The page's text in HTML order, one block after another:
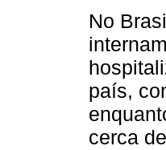
No
país,
cerca